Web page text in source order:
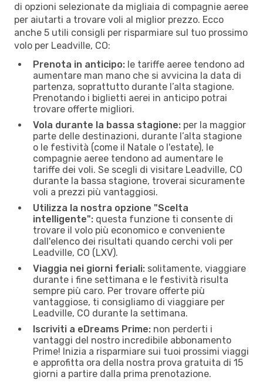
di opzioni selezionate da migliaia di compagnie aeree
per aiutarti a trovare voli al miglior prezzo. Ecco
anche 5 utili consigli per risparmiare sul tuo prossimo
volo per Leadville, CO:
Prenota in anticipo: le tariffe aeree tendono ad
aumentare man mano che si avvicina la data di
partenza, soprattutto durante l’alta stagione.
Prenotando i biglietti aerei in anticipo potrai
trovare offerte migliori.
Vola durante la bassa stagione: per la maggior
parte delle destinazioni, durante l’alta stagione
o le festività (come il Natale o l'estate), le
compagnie aeree tendono ad aumentare le
tariffe dei voli. Se scegli di visitare Leadville, CO
durante la bassa stagione, troverai sicuramente
voli a prezzi più vantaggiosi.
Utilizza la nostra opzione "Scelta
intelligente": questa funzione ti consente di
trovare il volo più economico e conveniente
dall'elenco dei risultati quando cerchi voli per
Leadville, CO (LXV).
Viaggia nei giorni feriali: solitamente, viaggiare
durante i fine settimana e le festività risulta
sempre più caro. Per trovare offerte più
vantaggiose, ti consigliamo di viaggiare per
Leadville, CO durante la settimana.
Iscriviti a eDreams Prime: non perderti i
vantaggi del nostro incredibile abbonamento
Prime! Inizia a risparmiare sui tuoi prossimi viaggi
e approfitta ora della nostra prova gratuita di 15
giorni a partire dalla prima prenotazione.